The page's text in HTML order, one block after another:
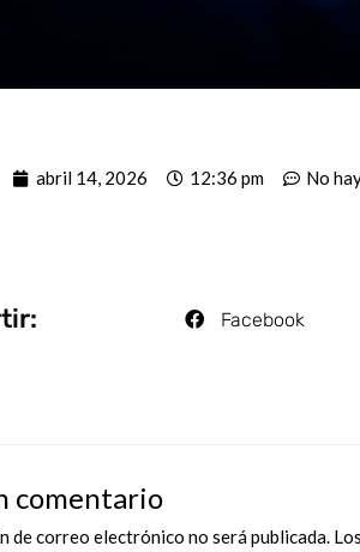
abril 14, 2026 12:36 pm No
Facebook
comentario
de correo electrónico no será publicada.